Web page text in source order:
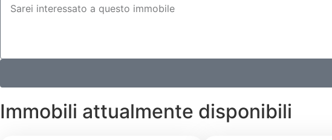
Immobili attualmente disponibili